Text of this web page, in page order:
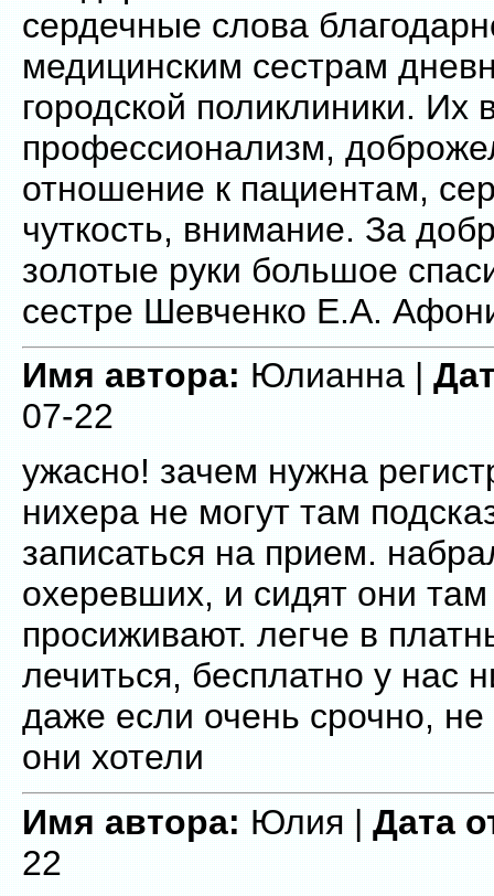
сердечные слова
медицинским сестрам
городской поликлиники. Их
профессионализм,
отношение к пациентам,
чуткость, внимание. За
золотые руки большое
сестре Шевченко Е.А.
Имя автора:Юлианна |
07-22
ужасно! зачем нужна
нихера не могут там
записаться на прием.
охеревших, и сидят они
просиживают. легче в
лечиться, бесплатно у нас
даже если очень срочно, не
они хотели
Имя автора:Юлия |Дата
22